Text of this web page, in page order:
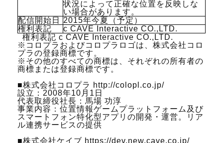
状況によって正確な位置を反映しな
い場合があります。
配信開始日
2015年今夏（予定）
権利表記
c CAVE Interactive CO.,LTD.
権利表記 c CAVE Interactive CO.,LTD.
※コロプラおよびコロプラロゴは、株式会社コロ
プラの登録商標です。
※その他のすべての商標は、それぞれの所有者の
商標または登録商標です。
■株式会社コロプラ http://colopl.co.jp/
設立：2008年10月1日
代表取締役社長：馬場 功淳
事業内容：位置情報ゲームプラットフォーム及び
スマートフォン特化型アプリの開発・運営。リア
ル連携サービスの提供
■株式会社ケイブ https://dev.new.cave.co.jp/